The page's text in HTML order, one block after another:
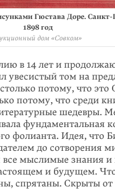
Гюстава Доре. Санкт-
1898 год
дом «Совком»
в 14 лет и
увесистый том на
потому, что это
потому, что среди
шедевры.
фундаментальная
фолианта. Идея, что
до сотворения
все мыслимые знания
и будущем.
спрятаны. Скрыты от